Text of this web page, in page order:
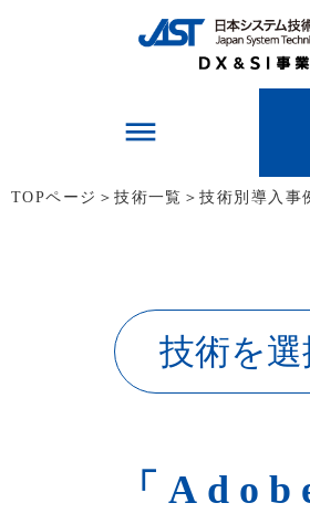
dehaze
TOPページ ＞技術一覧 ＞技術別導入事
技術を選
「